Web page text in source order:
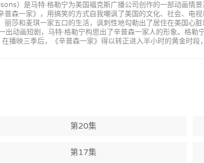
）是马特·格勒宁为美国福克斯广播公司创作的一部动画情
森一家》，用搞笑的方式自我嘲讽了美国的文化、社会、电
莎和麦琪一家五口的生活，讽刺性地勾勒出了居住在美国心
动画短剧，马特·格勒宁构思出了辛普森一家人的形象。格
映三季后，《辛普森一家》得以转正进入半小时的黄金时段
第20集
第17集